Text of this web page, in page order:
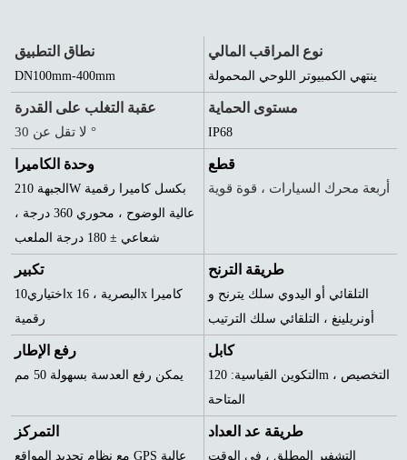
نطاق التطبيق
DN100mm-400mm
نوع المراقب المالي
ينتهي الكمبيوتر اللوحي المحمولة
عقبة التغلب على القدرة
لا تقل عن 30 °
مستوى الحماية
IP68
وحدة الكاميرا
الجبهة 210W بكسل كاميرا رقمية
عالية الوضوح ، محوري 360 درجة ،
شعاعي ± 180 درجة الملعب
قطع
أربعة محرك السيارات ، قوة قوية
تكبير
اختياري10x البصرية ، 16x كاميرا
رقمية
طريقة الترنح
التلقائي أو اليدوي سلك يترنح و
أونريلينغ ، التلقائي سلك الترتيب
رفع الإطار
يمكن رفع العدسة بسهولة 50 مم
كابل
التكوين القياسية: 120m ، التخصيص
المتاحة
التمركز
مع نظام تحديد المواقع GPS عالية
طريقة عد العداد
التشفير المطلق ، في الوقت